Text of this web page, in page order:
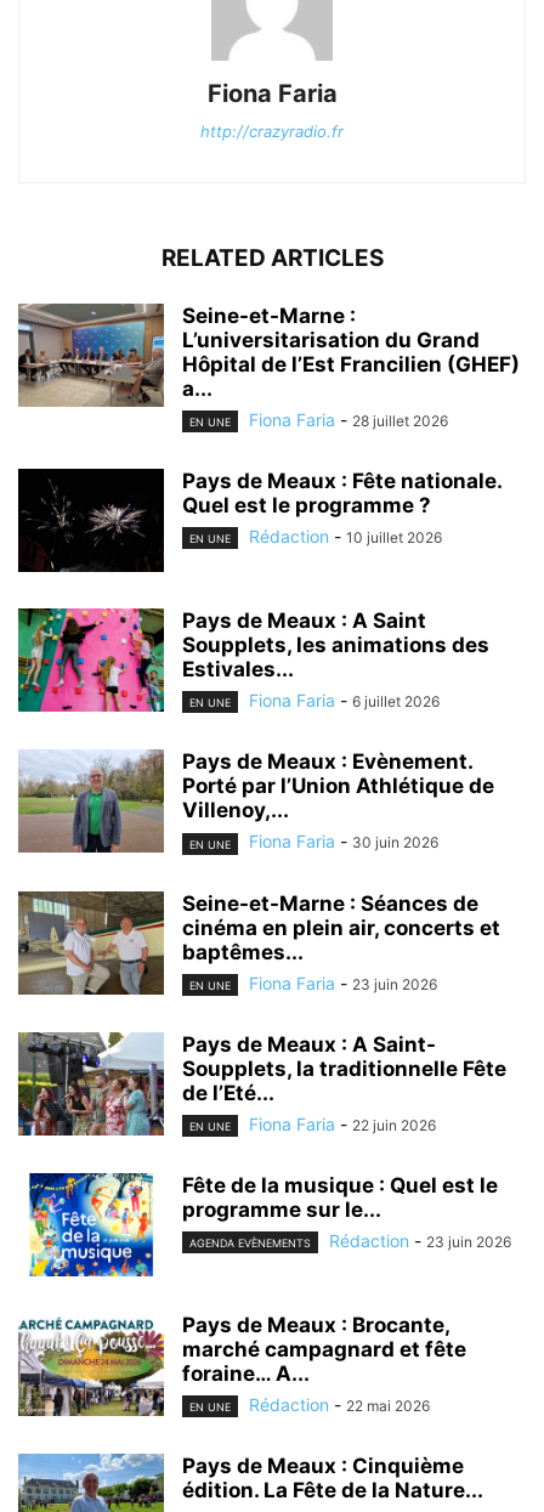
Fiona Faria
http://crazyradio.fr
RELATED ARTICLES
Seine-et-Marne :
L’universitarisation du Grand
Hôpital de l’Est Francilien (GHEF)
a...
EN UNE Fiona Faria - 28 juillet 2026
Pays de Meaux : Fête nationale.
Quel est le programme ?
EN UNE Rédaction - 10 juillet 2026
Pays de Meaux : A Saint
Soupplets, les animations des
Estivales...
EN UNE Fiona Faria - 6 juillet 2026
Pays de Meaux : Evènement.
Porté par l’Union Athlétique de
Villenoy,...
EN UNE Fiona Faria - 30 juin 2026
Seine-et-Marne : Séances de
cinéma en plein air, concerts et
baptêmes...
EN UNE Fiona Faria - 23 juin 2026
Pays de Meaux : A Saint-
Soupplets, la traditionnelle Fête
de l’Eté...
EN UNE Fiona Faria - 22 juin 2026
Fête de la musique : Quel est le
programme sur le...
AGENDA EVÈNEMENTS Rédaction - 23 juin 2026
Pays de Meaux : Brocante,
marché campagnard et fête
foraine… A...
EN UNE Rédaction - 22 mai 2026
Pays de Meaux : Cinquième
édition. La Fête de la Nature...